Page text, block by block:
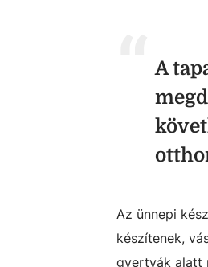
A
Az ünnepi
készítenek,
gyertyák alatt